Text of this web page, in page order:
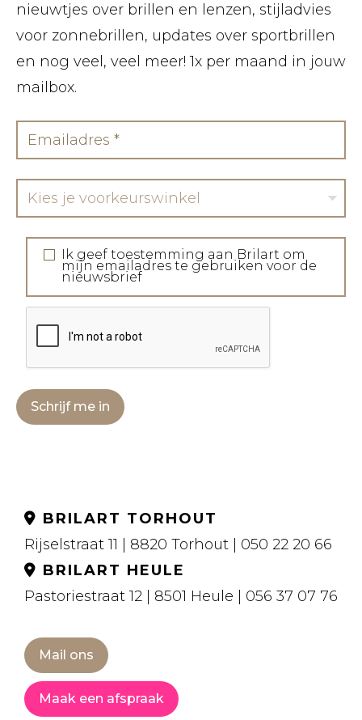
nieuwtjes over brillen en lenzen, stijladvies
voor zonnebrillen, updates over sportbrillen
en nog veel, veel meer! 1x per maand in jouw
mailbox.
Kies je voorkeurswinkel
Ik geef toestemming aan Brilart om
mijn emailadres te gebruiken voor de
nieuwsbrief
Schrijf me in
BRILART TORHOUT
Rijselstraat 11 | 8820 Torhout | 050 22 20 66
BRILART HEULE
Pastoriestraat 12 | 8501 Heule | 056 37 07 76
Mail ons
Maak een afspraak